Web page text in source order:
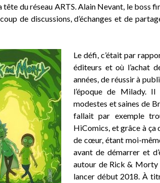
tête du réseau ARTS. Alain Nevant, le boss
de discussions, d’échanges et de
Le défi, c’était par
éditeurs et où l’achat
années, de réussir à
l’époque de Milady.
modestes et saines de
fallait par exemple
HiComics, et grâce à ça
de cœur, étant moi-
avant de démarrer et
autour de Rick & Morty
lancer début 2018. À